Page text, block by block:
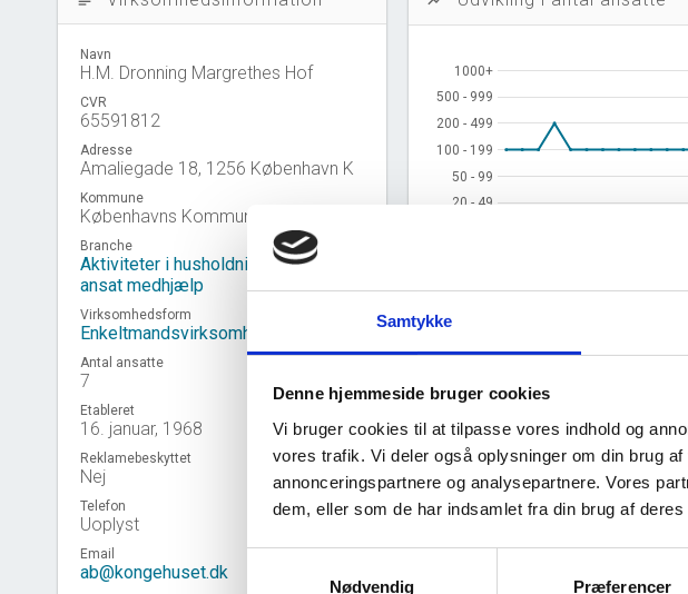
Samtykke
Denne hjemmeside bruger cookies
Vi bruger cookies til at tilpasse vores indhold og
vores trafik. Vi deler også oplysninger om din brug
annonceringspartnere og analysepartnere. Vores
dem, eller som de har indsamlet fra din brug af deres
Nødvendig
Præferencer
Navn
H.M. Dronning Margrethes Hof
CVR
65591812
Adresse
Amaliegade 18, 1256 København K
Kommune
Københavns Kommune
Branche
Aktiviteter i husholdninger med
ansat medhjælp
Virksomhedsform
Enkeltmandsvirksomhed
Antal ansatte
7
Etableret
16. januar, 1968
Reklamebeskyttet
Nej
Telefon
Uoplyst
Email
ab@kongehuset.dk
2015 M12015 M32015 M52015 M72015 M92015 M11
2016
20 - 49
20 - 49
50 - 99
50 - 99
100 - 199
100 - 199
200 - 499
200 - 499
500 - 999
500 - 999
1000+
1000+
Kilde: Udtræk fra CVR.
Virksomhedshistorik